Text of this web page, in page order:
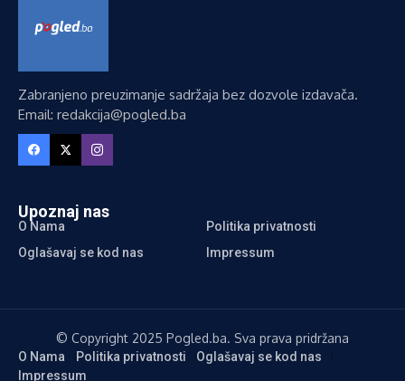
Zabranjeno preuzimanje sadržaja bez dozvole izdavača.
Email: redakcija@pogled.ba
Upoznaj nas
O Nama
Politika privatnosti
Oglašavaj se kod nas
Impressum
© Copyright 2025 Pogled.ba. Sva prava pridržana
O Nama Politika privatnosti
Oglašavaj se kod nas
Impressum